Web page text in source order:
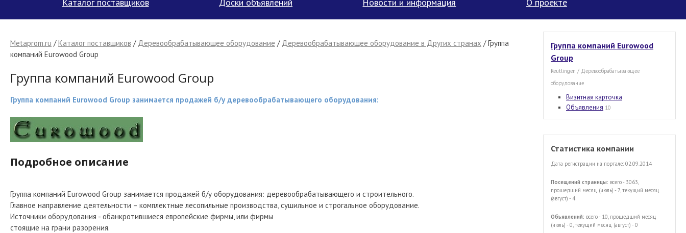
Metaprom.ru /Каталог поставщиков / Деревообрабатывающее оборудование / Деревообрабатывающее оборудование в Других странах / Группа
компаний Eurowood Group
Группа компаний Eurowood Group
Группа компаний Eurowood Group занимается продажей б/у деревообрабатывающего оборудования:
Подробное описание
Группа компаний Eurowood Group занимается продажей б/у оборудования: деревообрабатывающего и строительного.
Главное направление деятельности – комплектные лесопильные производства, сушильное и строгальное оборудование.
Источники оборудования - обанкротившиеся европейские фирмы, или фирмы
стоящие на грани разорения.
Группа компаний Eurowood
Group
Reutlingen / Деревообрабатывающее
оборудование
Визитная карточка
Объявления 10
Статистика компании
Дата регистрации на портале: 02.09.2014
Посещений страницы: всего - 3063,
прошедший месяц (июль) - 7, текущий месяц
(август) - 4
Объявлений: всего - 10, прошедший месяц
(июль) - 0, текущий месяц (август) - 0